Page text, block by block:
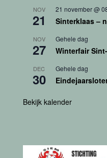
NOV
21
21 november @
Sinterklaas –
NOV
27
Gehele dag
Winterfair
DEC
30
Gehele dag
Bekijk kalender